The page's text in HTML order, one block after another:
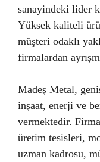
sanayindeki lider
Yüksek kaliteli
müşteri odaklı
firmalardan
Madeş Metal,
inşaat, enerji ve
vermektedir.
üretim tesisleri,
uzman kadrosu,